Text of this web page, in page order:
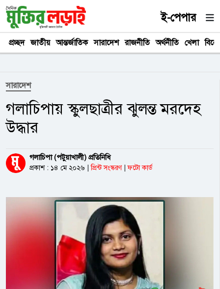
ই-পেপার
প্রচ্ছদ জাতীয় আন্তর্জাতিক সারাদেশ রাজনীতি অর্থনীতি খেলা
সারাদেশ
গলাচিপায় স্কুলছাত্রীর ঝুলন্ত মরদেহ
উদ্ধার
গলাচিপা (পটুয়াখালী) প্রতিনিধি
প্রকাশ : ১৪ মে ২০২৬ প্রিন্ট সংস্করণ ফটো কার্ড